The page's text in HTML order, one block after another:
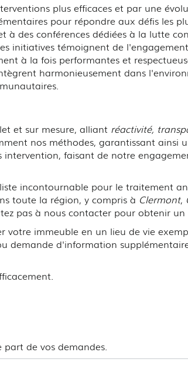
plus efficaces et par une
pour répondre aux défis les
des conférences dédiées à la lutte
initiatives témoignent de
à la fois performantes et
harmonieusement dans
et sur mesure, alliant réactivité,
nos méthodes, garantissant ainsi
faisant de notre
incontournable pour le traitement
toute la région, y compris à Clermont,
pas à nous contacter pour obtenir
votre immeuble en un lieu de vie
demande d'information
de vos demandes.